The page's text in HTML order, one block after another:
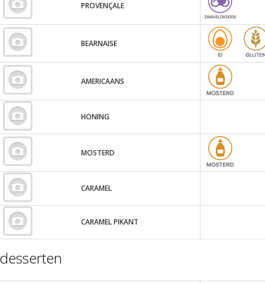
PROVENÇALE
BEARNAISE
AMERICAANS
HONING
MOSTERD
CARAMEL
CARAMEL PIKANT
desserten